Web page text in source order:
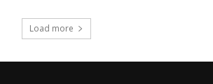
Load more